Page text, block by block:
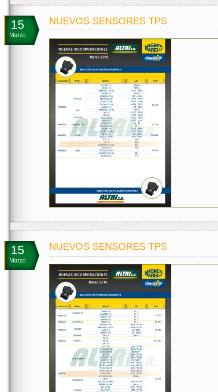
15
Marzo
NUEVOS SENSORES TPS
15
Marzo
NUEVOS SENSORES TPS